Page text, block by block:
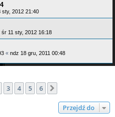
sty, 2012 21:40
śr 11 sty, 2012 16:18
« ndz 18 gru, 2011 00:48
3 4 5 6
Przejdź do